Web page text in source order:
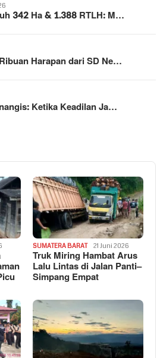
342 Ha & 1.388 RTLH: M…
Harapan dari SD Ne…
Ketika Keadilan Ja…
SUMATERA BARAT 21 Juni 2026
Truk Miring Hambat Arus
Lalu Lintas di Jalan Panti–
Simpang Empat